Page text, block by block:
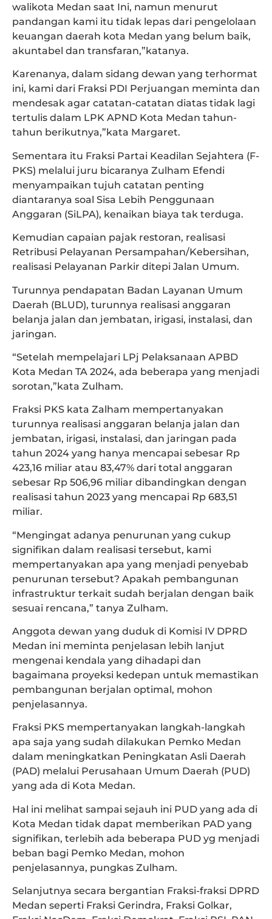
walikota Medan saat Ini, namun menurut
pandangan kami itu tidak lepas dari pengelolaan
keuangan daerah kota Medan yang belum baik,
akuntabel dan transfaran,”katanya.
Karenanya, dalam sidang dewan yang terhormat
ini, kami dari Fraksi PDI Perjuangan meminta dan
mendesak agar catatan-catatan diatas tidak lagi
tertulis dalam LPK APND Kota Medan tahun-
tahun berikutnya,”kata Margaret.
Sementara itu Fraksi Partai Keadilan Sejahtera (F-
PKS) melalui juru bicaranya Zulham Efendi
menyampaikan tujuh catatan penting
diantaranya soal Sisa Lebih Penggunaan
Anggaran (SiLPA), kenaikan biaya tak terduga.
Kemudian capaian pajak restoran, realisasi
Retribusi Pelayanan Persampahan/Kebersihan,
realisasi Pelayanan Parkir ditepi Jalan Umum.
Turunnya pendapatan Badan Layanan Umum
Daerah (BLUD), turunnya realisasi anggaran
belanja jalan dan jembatan, irigasi, instalasi, dan
jaringan.
“‎Setelah mempelajari LPj Pelaksanaan APBD
Kota Medan TA 2024, ada beberapa yang menjadi
sorotan,”kata Zulham.
Fraksi PKS kata Zalham mempertanyakan
turunnya realisasi anggaran belanja jalan dan
jembatan, irigasi, instalasi, dan jaringan pada
tahun 2024 yang hanya mencapai sebesar Rp
423,16 miliar atau 83,47% dari total anggaran
sebesar Rp 506,96 miliar dibandingkan dengan
realisasi tahun 2023 yang mencapai Rp 683,51
miliar.
“Mengingat adanya penurunan yang cukup
signifikan dalam realisasi tersebut, kami
mempertanyakan apa yang menjadi penyebab
penurunan tersebut? Apakah pembangunan
infrastruktur terkait sudah berjalan dengan baik
sesuai rencana,” tanya Zulham.
Anggota dewan yang duduk di Komisi IV DPRD
Medan ini meminta penjelasan lebih lanjut
mengenai kendala yang dihadapi dan
bagaimana proyeksi kedepan untuk memastikan
pembangunan berjalan optimal, mohon
penjelasannya.
‎Fraksi PKS mempertanyakan langkah-langkah
apa saja yang sudah dilakukan Pemko Medan
dalam meningkatkan Peningkatan Asli Daerah
(PAD) melalui Perusahaan Umum Daerah (PUD)
yang ada di Kota Medan.
Hal ini melihat sampai sejauh ini PUD yang ada di
Kota Medan tidak dapat memberikan PAD yang
signifikan, terlebih ada beberapa PUD yg menjadi
beban bagi Pemko Medan, mohon
penjelasannya, pungkas Zulham.
Selanjutnya secara bergantian Fraksi-fraksi DPRD
Medan seperti Fraksi Gerindra, Fraksi Golkar,